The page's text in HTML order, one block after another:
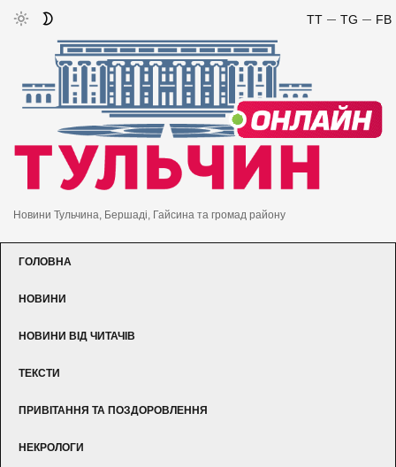
FB
TG
TT
Новини Тульчина, Бершаді, Гайсина та громад району
ГОЛОВНА
НОВИНИ
НОВИНИ ВІД ЧИТАЧІВ
ТЕКСТИ
ПРИВІТАННЯ ТА ПОЗДОРОВЛЕННЯ
НЕКРОЛОГИ